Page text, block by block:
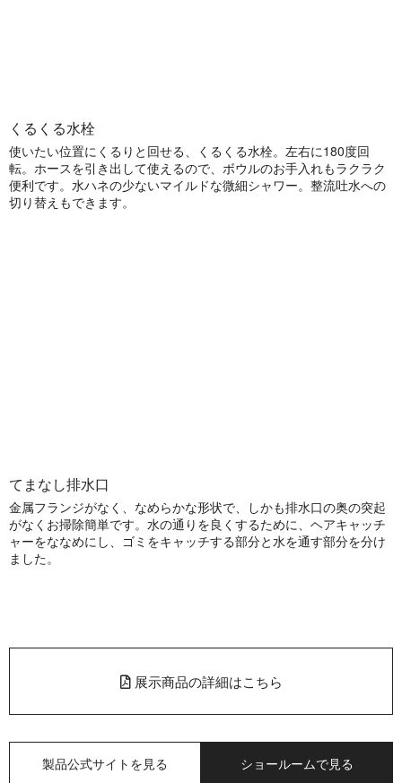
くるくる水栓
使いたい位置にくるりと回せる、くるくる水栓。左右に180度回
転。ホースを引き出して使えるので、ボウルのお手入れもラクラク
便利です。水ハネの少ないマイルドな微細シャワー。整流吐水への
切り替えもできます。
てまなし排水口
金属フランジがなく、なめらかな形状で、しかも排水口の奥の突起
がなくお掃除簡単です。水の通りを良くするために、ヘアキャッチ
ャーをななめにし、ゴミをキャッチする部分と水を通す部分を分け
ました。
展示商品の詳細はこちら
製品公式サイトを見る ショールームで見る